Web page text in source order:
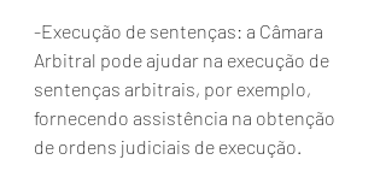
-Execução de sentenças: a Câmara
Arbitral pode ajudar na execução de
sentenças arbitrais, por exemplo,
fornecendo assistência na obtenção
de ordens judiciais de execução.